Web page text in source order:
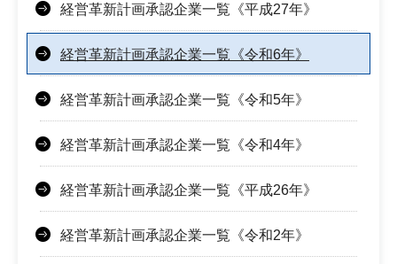
経営革新計画承認企業一覧《平成27年》
経営革新計画承認企業一覧《令和6年》
経営革新計画承認企業一覧《令和5年》
経営革新計画承認企業一覧《令和4年》
経営革新計画承認企業一覧《平成26年》
経営革新計画承認企業一覧《令和2年》